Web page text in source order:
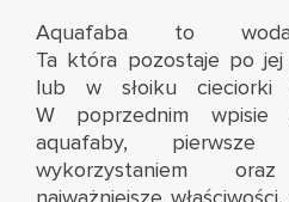
Aquafaba to
Ta która pozostaje po
lub w słoiku cieciorki
W poprzednim wpisie
aquafaby,
wykorzystaniem